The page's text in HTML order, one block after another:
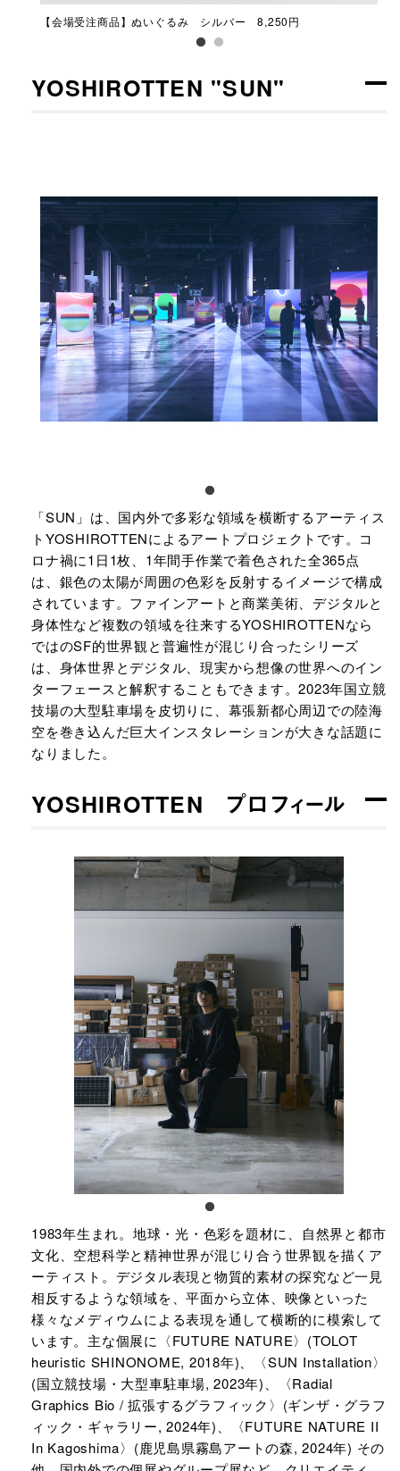
【会場受注商品】ぬいぐるみ シルバー 8,250円
YOSHIROTTEN "SUN"
「SUN」は、国内外で多彩な領域を横断するアーティス
トYOSHIROTTENによるアートプロジェクトです。コ
ロナ禍に1日1枚、1年間手作業で着色された全365点
は、銀色の太陽が周囲の色彩を反射するイメージで構成
されています。ファインアートと商業美術、デジタルと
身体性など複数の領域を往来するYOSHIROTTENなら
ではのSF的世界観と普遍性が混じり合ったシリーズ
は、身体世界とデジタル、現実から想像の世界へのイン
ターフェースと解釈することもできます。2023年国立競
技場の大型駐車場を皮切りに、幕張新都心周辺での陸海
空を巻き込んだ巨大インスタレーションが大きな話題に
なりました。
YOSHIROTTEN プロフィール
1983年生まれ。地球・光・色彩を題材に、自然界と都市
文化、空想科学と精神世界が混じり合う世界観を描くア
ーティスト。デジタル表現と物質的素材の探究など一見
相反するような領域を、平面から立体、映像といった
様々なメディウムによる表現を通して横断的に模索して
います。主な個展に〈FUTURE NATURE〉(TOLOT
heuristic SHINONOME, 2018年)、〈SUN Installation〉
(国立競技場・大型車駐車場, 2023年)、〈Radial
Graphics Bio / 拡張するグラフィック〉(ギンザ・グラフ
ィック・ギャラリー, 2024年)、〈FUTURE NATURE II
In Kagoshima〉(鹿児島県霧島アートの森, 2024年) その